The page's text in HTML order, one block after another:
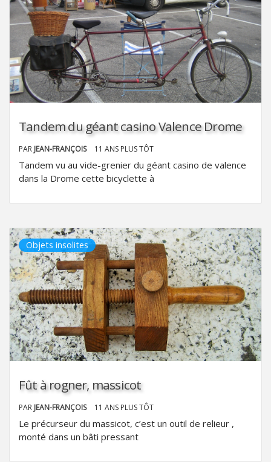
Tandem du géant casino Valence Drome
PAR JEAN-FRANÇOIS 11 ANS PLUS TÔT
Tandem vu au vide-grenier du géant casino de valence
dans la Drome cette bicyclette à
Objets insolites
Fût à rogner, massicot
PAR JEAN-FRANÇOIS 11 ANS PLUS TÔT
Le précurseur du massicot, c’est un outil de relieur ,
monté dans un bâti pressant